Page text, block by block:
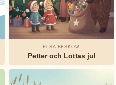
ELSA BESKOW
Petter och Lottas jul